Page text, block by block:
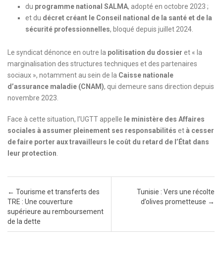
du programme national SALMA, adopté en octobre 2023 ;
et du décret créant le Conseil national de la santé et de la
sécurité professionnelles, bloqué depuis juillet 2024.
Le syndicat dénonce en outre la politisation du dossier et « la
marginalisation des structures techniques et des partenaires
sociaux », notamment au sein de la Caisse nationale
d’assurance maladie (CNAM), qui demeure sans direction depuis
novembre 2023.
Face à cette situation, l’UGTT appelle le ministère des Affaires
sociales à assumer pleinement ses responsabilités età cesser
de faire porter aux travailleurs le coût du retard de l’État dans
leur protection
Post navigation
← Tourisme et transferts des
TRE : Une couverture
supérieure au remboursement
de la dette
Tunisie : Vers une récolte
d’olives prometteuse →